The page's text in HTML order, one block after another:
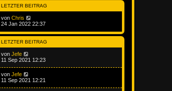
LETZTER BEITRAG
von Chris
24 Jan 2022 22:37
LETZTER BEITRAG
von Jefe
11 Sep 2021 12:23
von Jefe
11 Sep 2021 12:21